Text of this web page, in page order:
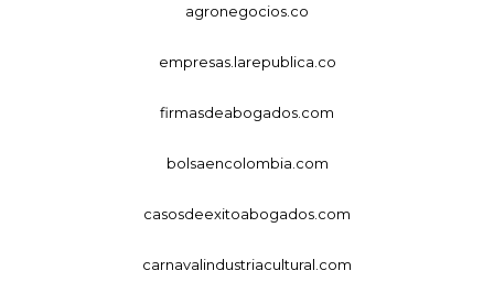
agronegocios.co
empresas.larepublica.co
firmasdeabogados.com
bolsaencolombia.com
casosdeexitoabogados.com
carnavalindustriacultural.com